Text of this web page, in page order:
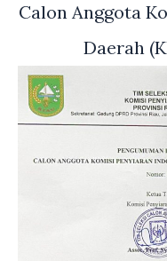
Calon Anggota
Daerah